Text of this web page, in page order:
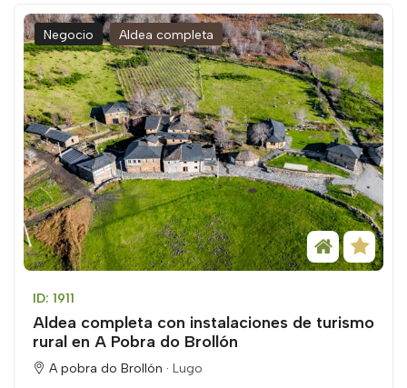
Negocio Aldea completa
ID: 1911
Aldea completa con instalaciones de turismo
rural en A Pobra do Brollón
A pobra do Brollón · Lugo